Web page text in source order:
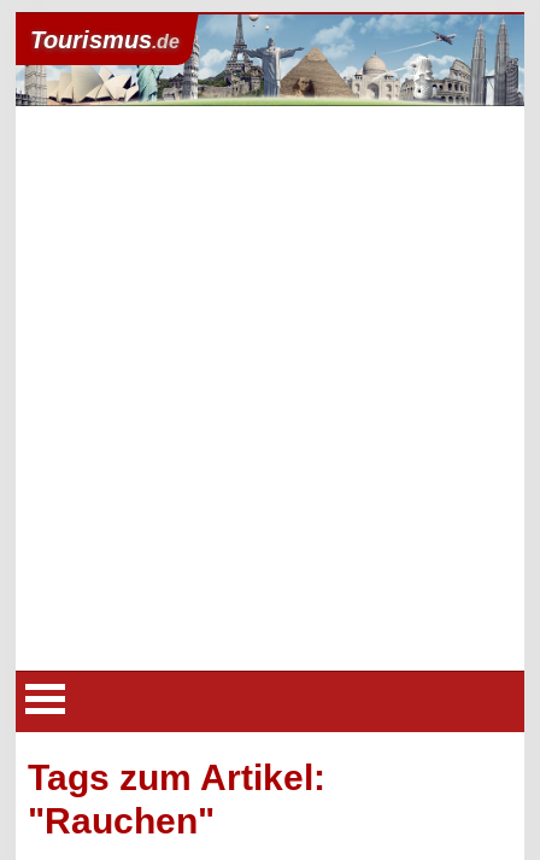
Tourismus.de
Tags zum Artikel:
"Rauchen"